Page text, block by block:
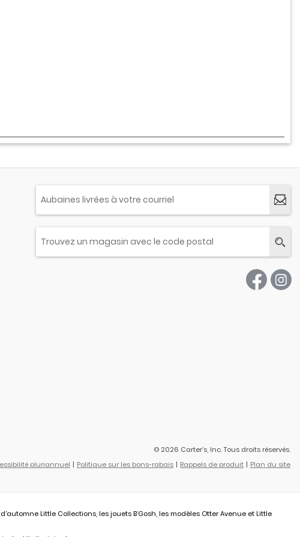
© 2026 Carter’s, Inc. Tous droits réservés.
pluriannuel Politique sur les bons-rabais Rappels de produit Plan du site
Little Collections, les jouets B’Gosh, les modèles Otter Avenue et Little